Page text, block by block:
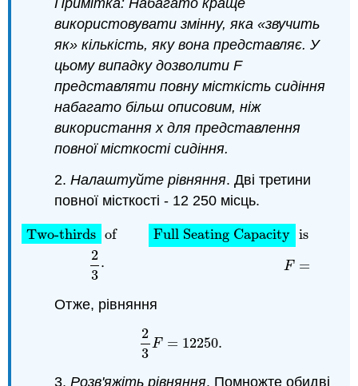
Примітка: Набагато краще
використовувати змінну, яка «звучить
як» кількість, яку вона представляє. У
цьому випадку дозволити F
представляти повну місткість сидіння
набагато більш описовим, ніж
використання x для представлення
повної місткості сидіння.
2.Налаштуйте рівняння. Дві третини
повної місткості - 12 250 місць.
Two-thirds
2
3
of
⋅
Full Seating Capacity
F
is
=
Two-thirdsofFull Seating Capacityis12,2502
Отже, рівняння
2
3
F = 12250.
23F =12250.
3.Розв'яжіть рівняння. Помножте обидві